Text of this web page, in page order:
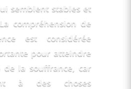
semblent stables et
compréhension de
est considérée
pour atteindre
de la souffrance, car
à des choses